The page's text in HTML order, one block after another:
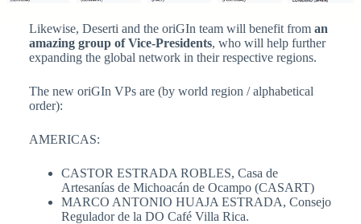
Likewise, Deserti and the oriGIn team will benefit from an
amazing group of Vice-Presidents, who will help further
expanding the global network in their respective regions.
The new oriGIn VPs are (by world region / alphabetical
order):
AMERICAS:
CASTOR ESTRADA ROBLES, Casa de
Artesanías de Michoacán de Ocampo (CASART)
MARCO ANTONIO HUAJA ESTRADA, Consejo
Regulador de la DO Café Villa Rica.